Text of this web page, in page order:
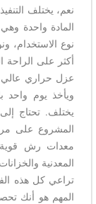
نعم، يختلف
المادة واحدة
نوع الاستخدام،
أكثر على الراحة
عزل حراري عالي
ويأخذ يوم واحد
يختلف. تحتاج
المشروع على
معدات رش قوية
المعدنية
تراعي كل هذه
المهم هو أنك